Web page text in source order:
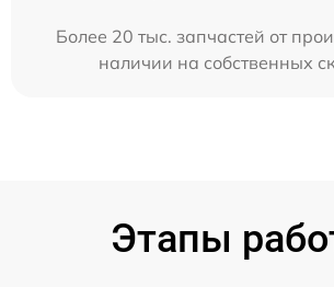
Более 20 тыс. запчастей от
наличии на собственных
Этапы